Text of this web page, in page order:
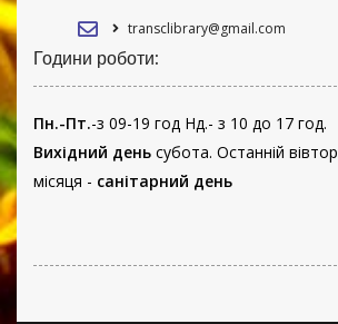
transclibrary@gmail.com
Години роботи:
Пн.-Пт.-з 09-19 год Нд.- з 10 до 17 год.
Вихідний день субота. Останній
місяця - санітарний день